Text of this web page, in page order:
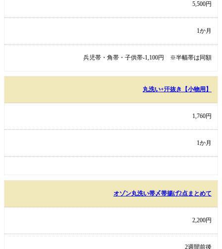
5,500円
1か月
兵児帯・角帯・子供帯-1,100円 ※半幅帯は同額
丸洗い+汗抜き【小物用】
1,760円
1か月
オゾン丸洗い帯〆帯揚げ2点まとめて
2,200円
2週間前後